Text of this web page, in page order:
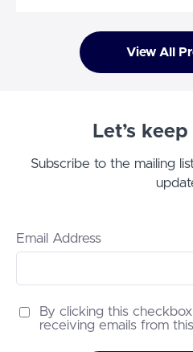
View All
Let’s
Subscribe to the mailing
Email Address
By clicking this
receiving emails from